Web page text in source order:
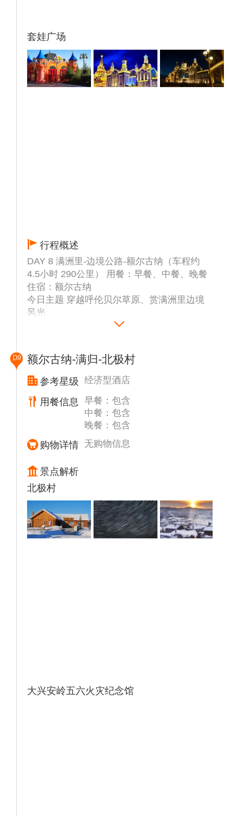
赠送体验三：访牧户+网红托马斯小火车+行
军打仗+萌宠乐园
提示：进蒙古部落里面会有自带的特产比如银
饰奶片等，不是指定购物店，自愿无强迫。
套娃广场
行程概述
DAY 8 满洲里-边境公路-额尔古纳（车程约
4.5小时 290公里） 用餐：早餐、中餐、晚餐
住宿：额尔古纳
今日主题 穿越呼伦贝尔草原、赏满洲里边境
风光
▲【国门景区】门票不含（外观）位于中俄边
斯的后贝加尔斯克小镇遥遥相望。
▲【套娃景区】门票不含（外观），满洲里套
娃广场是满洲里标志性旅游景区，广场集中体
现了满洲里中、俄、蒙三国交界地域特色和三
国风情交融的特点
▲【中俄边境观景大道】中俄边防公路这片茫
茫草原，一不留神竟然链接上了俄罗斯的信
号，让你不出国门“连
世界”。道路两旁呈现出蓝天碧草“一线天”的景
色，映射出那句：天苍苍、野茫茫、风吹见牛
羊！
▲【33湿地停靠点】33天然湿地区域这里每
年都有大量的天鹅迁徙，这里也是诸多摄影爱
好者的最佳观赏点；沿着蓝色绵延的额尔古纳
河一路前行，走进黑山头你会发现没有哪个民
静流淌，曲水环抱的马蹄岛，山间白桦与湿地
植被连绵成片，远处山峦及大片农田曲径悠长
D9 额尔古纳-满归-北极村
参考星级 经济型酒店
用餐信息
早餐：包含
中餐：包含
晚餐：包含
购物详情 无购物信息
景点解析
北极村
大兴安岭五六火灾纪念馆